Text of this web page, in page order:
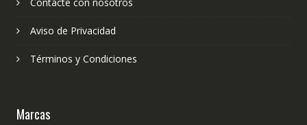
Contacte con nosotros
Aviso de Privacidad
Términos y Condiciones
Marcas